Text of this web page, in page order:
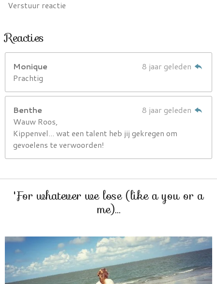
Verstuur reactie
Reacties
Monique
8 jaar geleden
Prachtig
Benthe
8 jaar geleden
Wauw Roos,
Kippenvel... wat een talent heb jij gekregen om
gevoelens te verwoorden!
'For whatever we lose (like a you or a
me)...